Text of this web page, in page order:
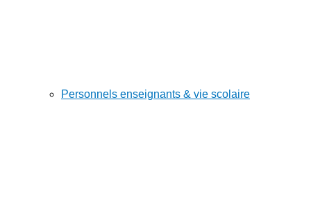
Personnels enseignants & vie scolaire